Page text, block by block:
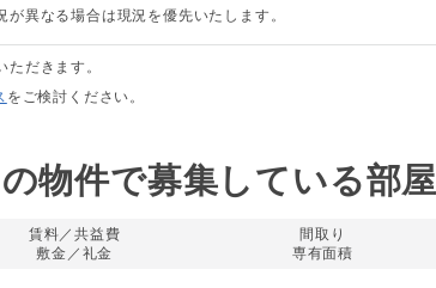
異なる場合は現況を優先いたします。
だきます。
をご検討ください。
物件で募集している部屋
賃料／共益費
敷金／礼金
間取り
専有面積